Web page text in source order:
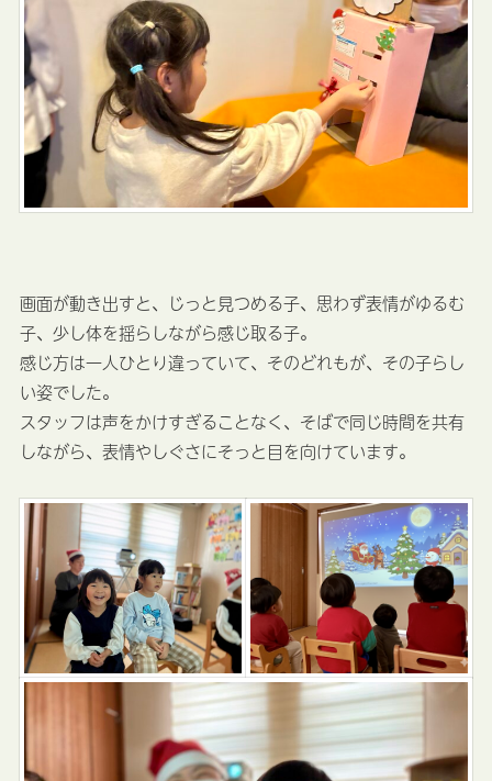
画面が動き出すと、じっと見つめる子、思わず表情がゆるむ
子、少し体を揺らしながら感じ取る子。
感じ方は一人ひとり違っていて、そのどれもが、その子らし
い姿でした。
スタッフは声をかけすぎることなく、そばで同じ時間を共有
しながら、表情やしぐさにそっと目を向けています。